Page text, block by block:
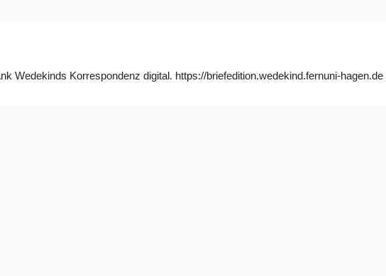
Wedekinds Korrespondenz digital. https://briefedition.wedekind.fernuni-hagen.de